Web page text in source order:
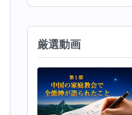
7:34
認識
厳選動画